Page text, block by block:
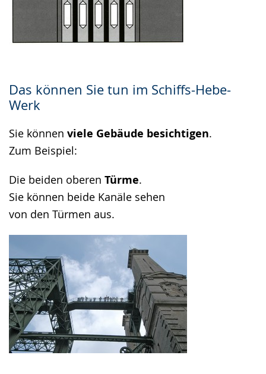
Das können Sie tun im Schiffs-Hebe-
Werk
Sie können viele Gebäude besichtigen.
Zum Beispiel:
Die beiden oberen Türme.
Sie können beide Kanäle sehen
von den Türmen aus.